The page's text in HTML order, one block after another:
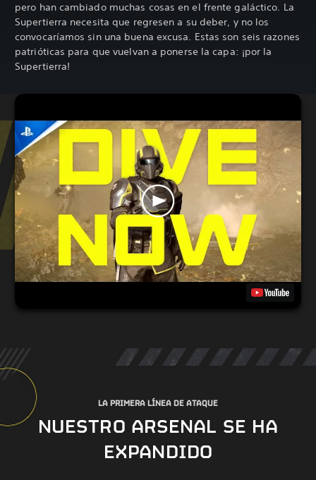
pero han cambiado muchas cosas en el frente galáctico. La
Supertierra necesita que regresen a su deber, y no los
convocaríamos sin una buena excusa. Estas son seis razones
patrióticas para que vuelvan a ponerse la capa: ¡por la
Supertierra!
LA PRIMERA LÍNEA DE ATAQUE
NUESTRO ARSENAL SE HA
EXPANDIDO